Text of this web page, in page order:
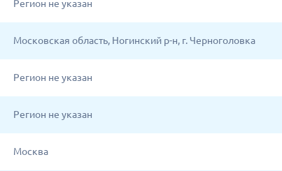
Регион не указан
Московская область, Ногинский р-н, г. Черноголовка
Регион не указан
Регион не указан
Москва